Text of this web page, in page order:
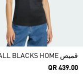
قميص ALL BLACKS HOME
QR 439.00